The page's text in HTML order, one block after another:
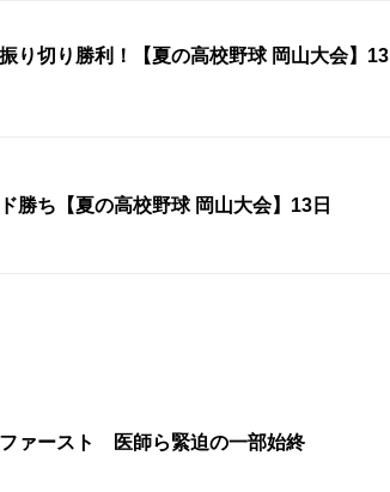
り切り勝利！【夏の高校野球 岡山大会】13
勝ち【夏の高校野球 岡山大会】13日
ァースト 医師ら緊迫の一部始終